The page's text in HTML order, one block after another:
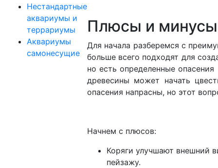
Нестандартные
аквариумы и
террариумы
Аквариумы
самонесущие
Плюсы и минусы
Для начала разберемся с
больше всего подходят для
но есть определенные
древесины может начать
опасения напрасны, но этот
Начнем с плюсов:
Коряги улучшают внешний
пейзажу.